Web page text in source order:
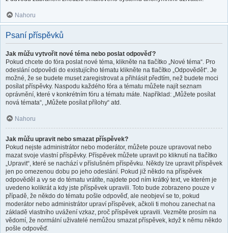
Nahoru
Psaní příspěvků
Jak můžu vytvořit nové téma nebo poslat odpověď?
Pokud chcete do fóra poslat nové téma, klikněte na tlačítko „Nové téma“. Pro
odeslání odpovědi do existujícího tématu klikněte na tlačítko „Odpovědět“. Je
možné, že se budete muset zaregistrovat a přihlásit předtím, než budete moci
posílat příspěvky. Naspodu každého fóra a tématu můžete najít seznam
oprávnění, které v konkrétním fóru a tématu máte. Například: „Můžete posílat
nová témata“, „Můžete posílat přílohy“ atd.
Nahoru
Jak můžu upravit nebo smazat příspěvek?
Pokud nejste administrátor nebo moderátor, můžete pouze upravovat nebo
mazat svoje vlastní příspěvky. Příspěvek můžete upravit po kliknutí na tlačítko
„Upravit“, které se nachází v příslušném příspěvku. Někdy lze upravit příspěvek
jen po omezenou dobu po jeho odeslání. Pokud již někdo na příspěvek
odpověděl a vy se do tématu vrátíte, najdete pod ním krátký text, ve kterém je
uvedeno kolikrát a kdy jste příspěvek upravili. Toto bude zobrazeno pouze v
případě, že někdo do tématu pošle odpověď, ale neobjeví se to, pokud
moderátor nebo administrátor upraví příspěvek, ačkoli ti mohou zanechat na
základě vlastního uvážení vzkaz, proč příspěvek upravili. Vezměte prosím na
vědomí, že normální uživatelé nemůžou smazat příspěvek, když k němu někdo
pošle odpověď.